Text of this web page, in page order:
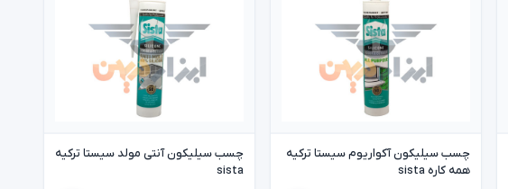
چسب سیلیکون آکواریوم سیستا ترکیه
همه کاره sista
چسب سیلیکون آنتی مولد سیستا ترکیه
sista